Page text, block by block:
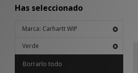
Has seleccionado
Marca: Carhartt WIP
Verde
Borrarlo todo